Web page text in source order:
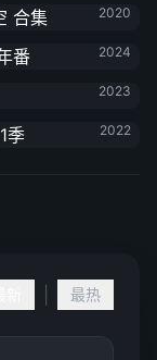
2020
2024
2023
2022
最热